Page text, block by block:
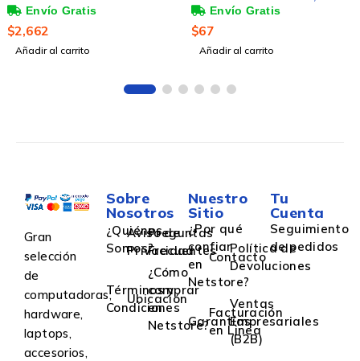
Inalámbrico, 150Mbit/s,
Banda 2.4 GHz
$67
Añadir al carrito
Alámbrico, 300 Mbit/s,
Añadir al carrito
Gran
selección
de
computadoras,
hardware,
laptops,
accesorios,
Sobre
Nosotros
¿Quiénes
Somos?
Aviso de
Privacidad
Preguntas
Frecuentes
Términos y
Condiciones
Ubicación
¿Cómo
comprar
en
Netstore?
Nuestro
Sitio
¿Por qué
confiar
en
Netstore?
Contacto
Política de
Devoluciones
Garantías
Facturación
en Linea
Ventas
Empresariales
(B2B)
Tu
Cuenta
Seguimiento
de pedidos